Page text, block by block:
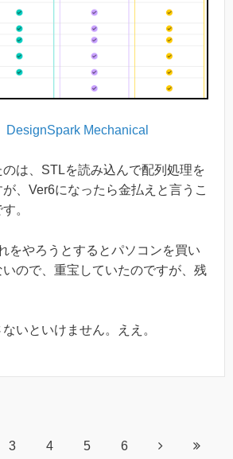
Mechanical
は、STLを読み込んで配列処理を
、Ver6になったら金払えと言うこ
。
をやろうとするとパソコンを買い
ので、重宝していたのですが、残
いといけません。ええ。
3 4 5 6